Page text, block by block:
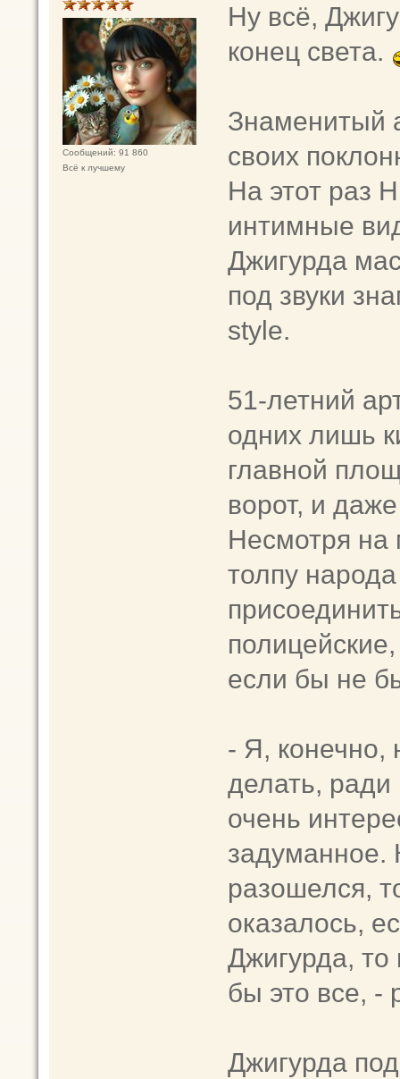
Сообщений: 91 860
Всё к лучшему
Ну всё,
конец света.
Знаменитый
своих
На этот раз
интимные
Джигурда
под звуки
style.
51-летний
одних лишь
главной
ворот, и
Несмотря на
толпу
если бы не
- Я, конечно,
делать, ради
очень
задуманное.
разошелся,
оказалось,
Джигурда, то
бы это все, -
Джигурда